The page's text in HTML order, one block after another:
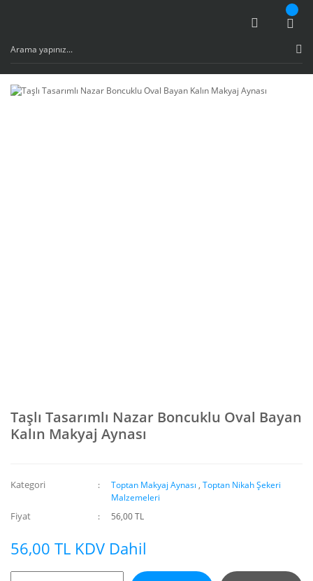
Taşlı Tasarımlı Nazar Boncuklu Oval Bayan
Kalın Makyaj Aynası
Kategori Toptan Makyaj Aynası ,Toptan Nikah Şekeri
Malzemeleri
Fiyat 56,00 TL
56,00 TL KDV Dahil